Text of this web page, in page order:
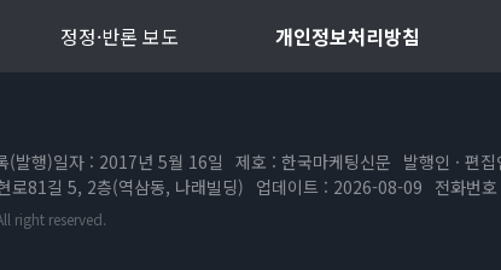
정정·반론 보도 개인정보처리방침
(발행)일자 : 2017년 5월 16일 제호 : 한국마케팅신문 발행인 · 편
로81길 5, 2층(역삼동, 나래빌딩) 업데이트 : 2026-08-09 전화번
right reserved.